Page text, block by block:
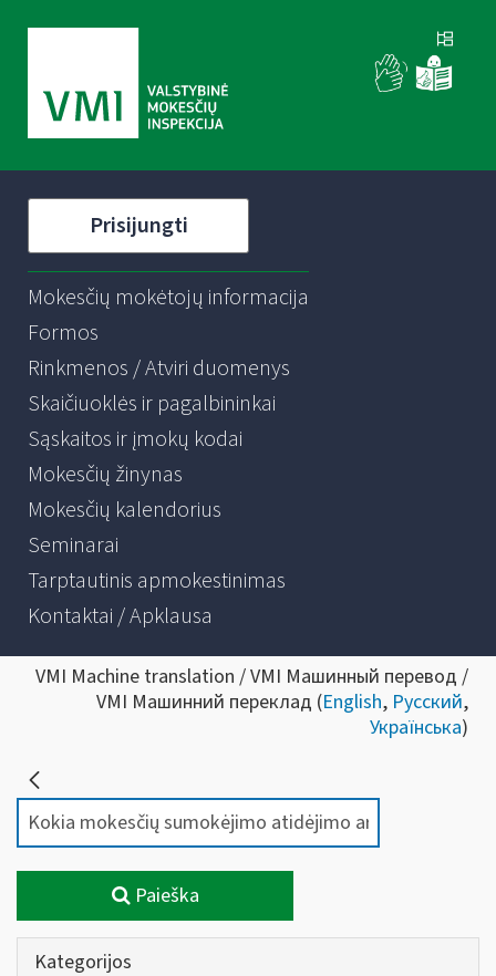
Prisijungti
Mokesčių mokėtojų informacija
Formos
Rinkmenos / Atviri duomenys
Skaičiuoklės ir pagalbininkai
Sąskaitos ir įmokų kodai
Mokesčių žinynas
Mokesčių kalendorius
Seminarai
Tarptautinis apmokestinimas
Kontaktai / Apklausa
VMI Machine translation / VMI Машинный перевод /
VMI Машинний переклад (English, Русский,
Українська)
Paieška
Kategorijos